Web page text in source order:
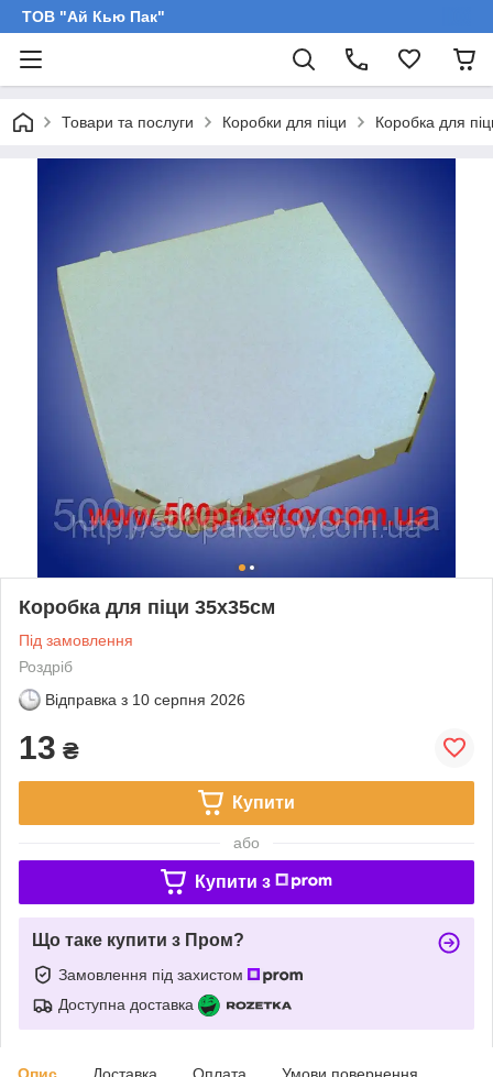
ТОВ "Ай Кью Пак"
Товари та послуги Коробки для піци Коробка для
Коробка для піци 35х35см
Під замовлення
Роздріб
Відправка з 10 серпня 2026
13 ₴
Купити
або
Купити з
Що таке купити з Пром?
Замовлення під захистом
Доступна доставка
Опис Доставка Оплата Умови повернення